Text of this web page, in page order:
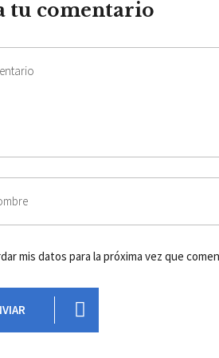
tu comentario
mis datos para la próxima vez que